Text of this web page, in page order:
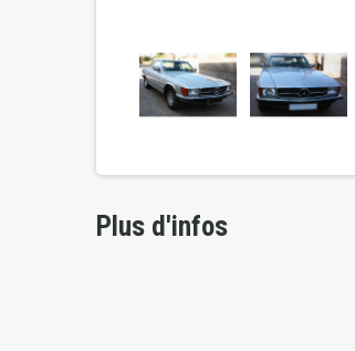
Plus d'infos